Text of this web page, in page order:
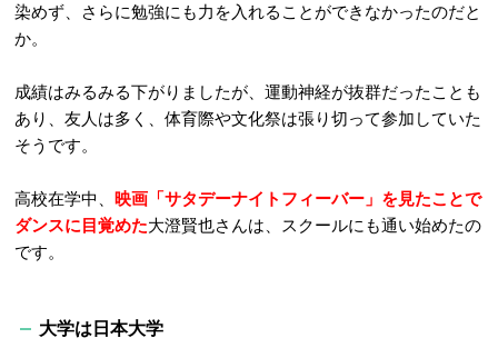
染めず、さらに勉強にも力を入れることができなかったのだと
か。
成績はみるみる下がりましたが、運動神経が抜群だったことも
あり、友人は多く、体育際や文化祭は張り切って参加していた
そうです。
高校在学中、 映画「サタデーナイトフィーバー」を見たことで
ダンスに目覚めた大澄賢也さんは、スクールにも通い始めたの
です。
大学は日本大学